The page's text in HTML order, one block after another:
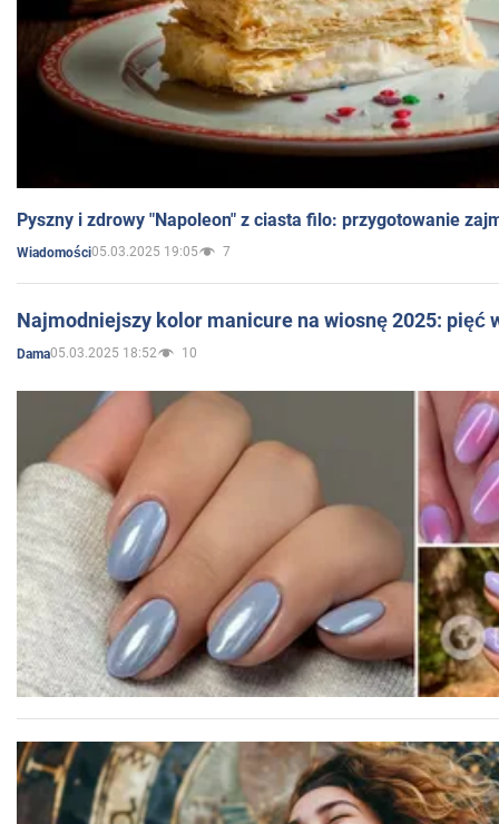
Pyszny i zdrowy "Napoleon" z ciasta filo: przygotowanie
Wiadomości05.03.2025 19:05 7
Najmodniejszy kolor manicure na wiosnę 2025: pięć
Dama05.03.2025 18:52 10